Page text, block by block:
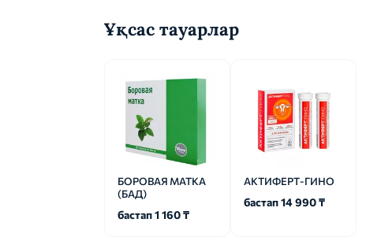
Ұқсас тауарлар
БОРОВАЯ МАТКА
(БАД)
бастап 1 160 ₸
АКТИФЕРТ-ГИНО
бастап 14 990 ₸